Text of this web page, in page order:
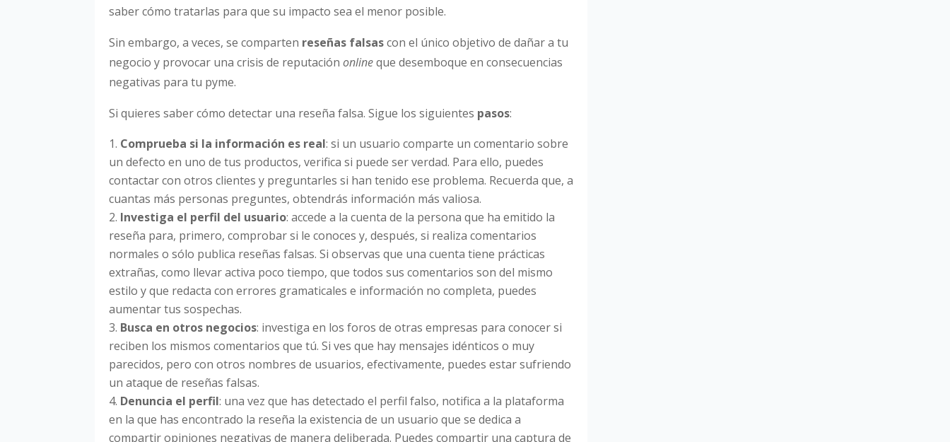
saber cómo tratarlas para que su impacto sea el menor posible.
Sin embargo, a veces, se comparten reseñas falsascon el único objetivo de dañar a tu
negocio y provocar una crisis de reputaciónonlineque desemboque en consecuencias
negativas para tu pyme.
Si quieres saber cómo detectar una reseña falsa. Sigue los siguientes pasos:
Comprueba si la información es real: si un usuario comparte un comentario sobre
un defecto en uno de tus productos, verifica si puede ser verdad. Para ello, puedes
contactar con otros clientes y preguntarles si han tenido ese problema. Recuerda que, a
cuantas más personas preguntes, obtendrás información más valiosa.
Investiga el perfil del usuario: accede a la cuenta de la persona que ha emitido la
reseña para, primero, comprobar si le conoces y, después, si realiza comentarios
normales o sólo publica reseñas falsas. Si observas que una cuenta tiene prácticas
extrañas, como llevar activa poco tiempo, que todos sus comentarios son del mismo
estilo y que redacta con errores gramaticales e información no completa, puedes
aumentar tus sospechas.
Busca en otros negocios: investiga en los foros de otras empresas para conocer si
reciben los mismos comentarios que tú. Si ves que hay mensajes idénticos o muy
parecidos, pero con otros nombres de usuarios, efectivamente, puedes estar sufriendo
un ataque de reseñas falsas.
Denuncia el perfil: una vez que has detectado el perfil falso, notifica a la plataforma
en la que has encontrado la reseña la existencia de un usuario que se dedica a
compartir opiniones negativas de manera deliberada. Puedes compartir una captura de